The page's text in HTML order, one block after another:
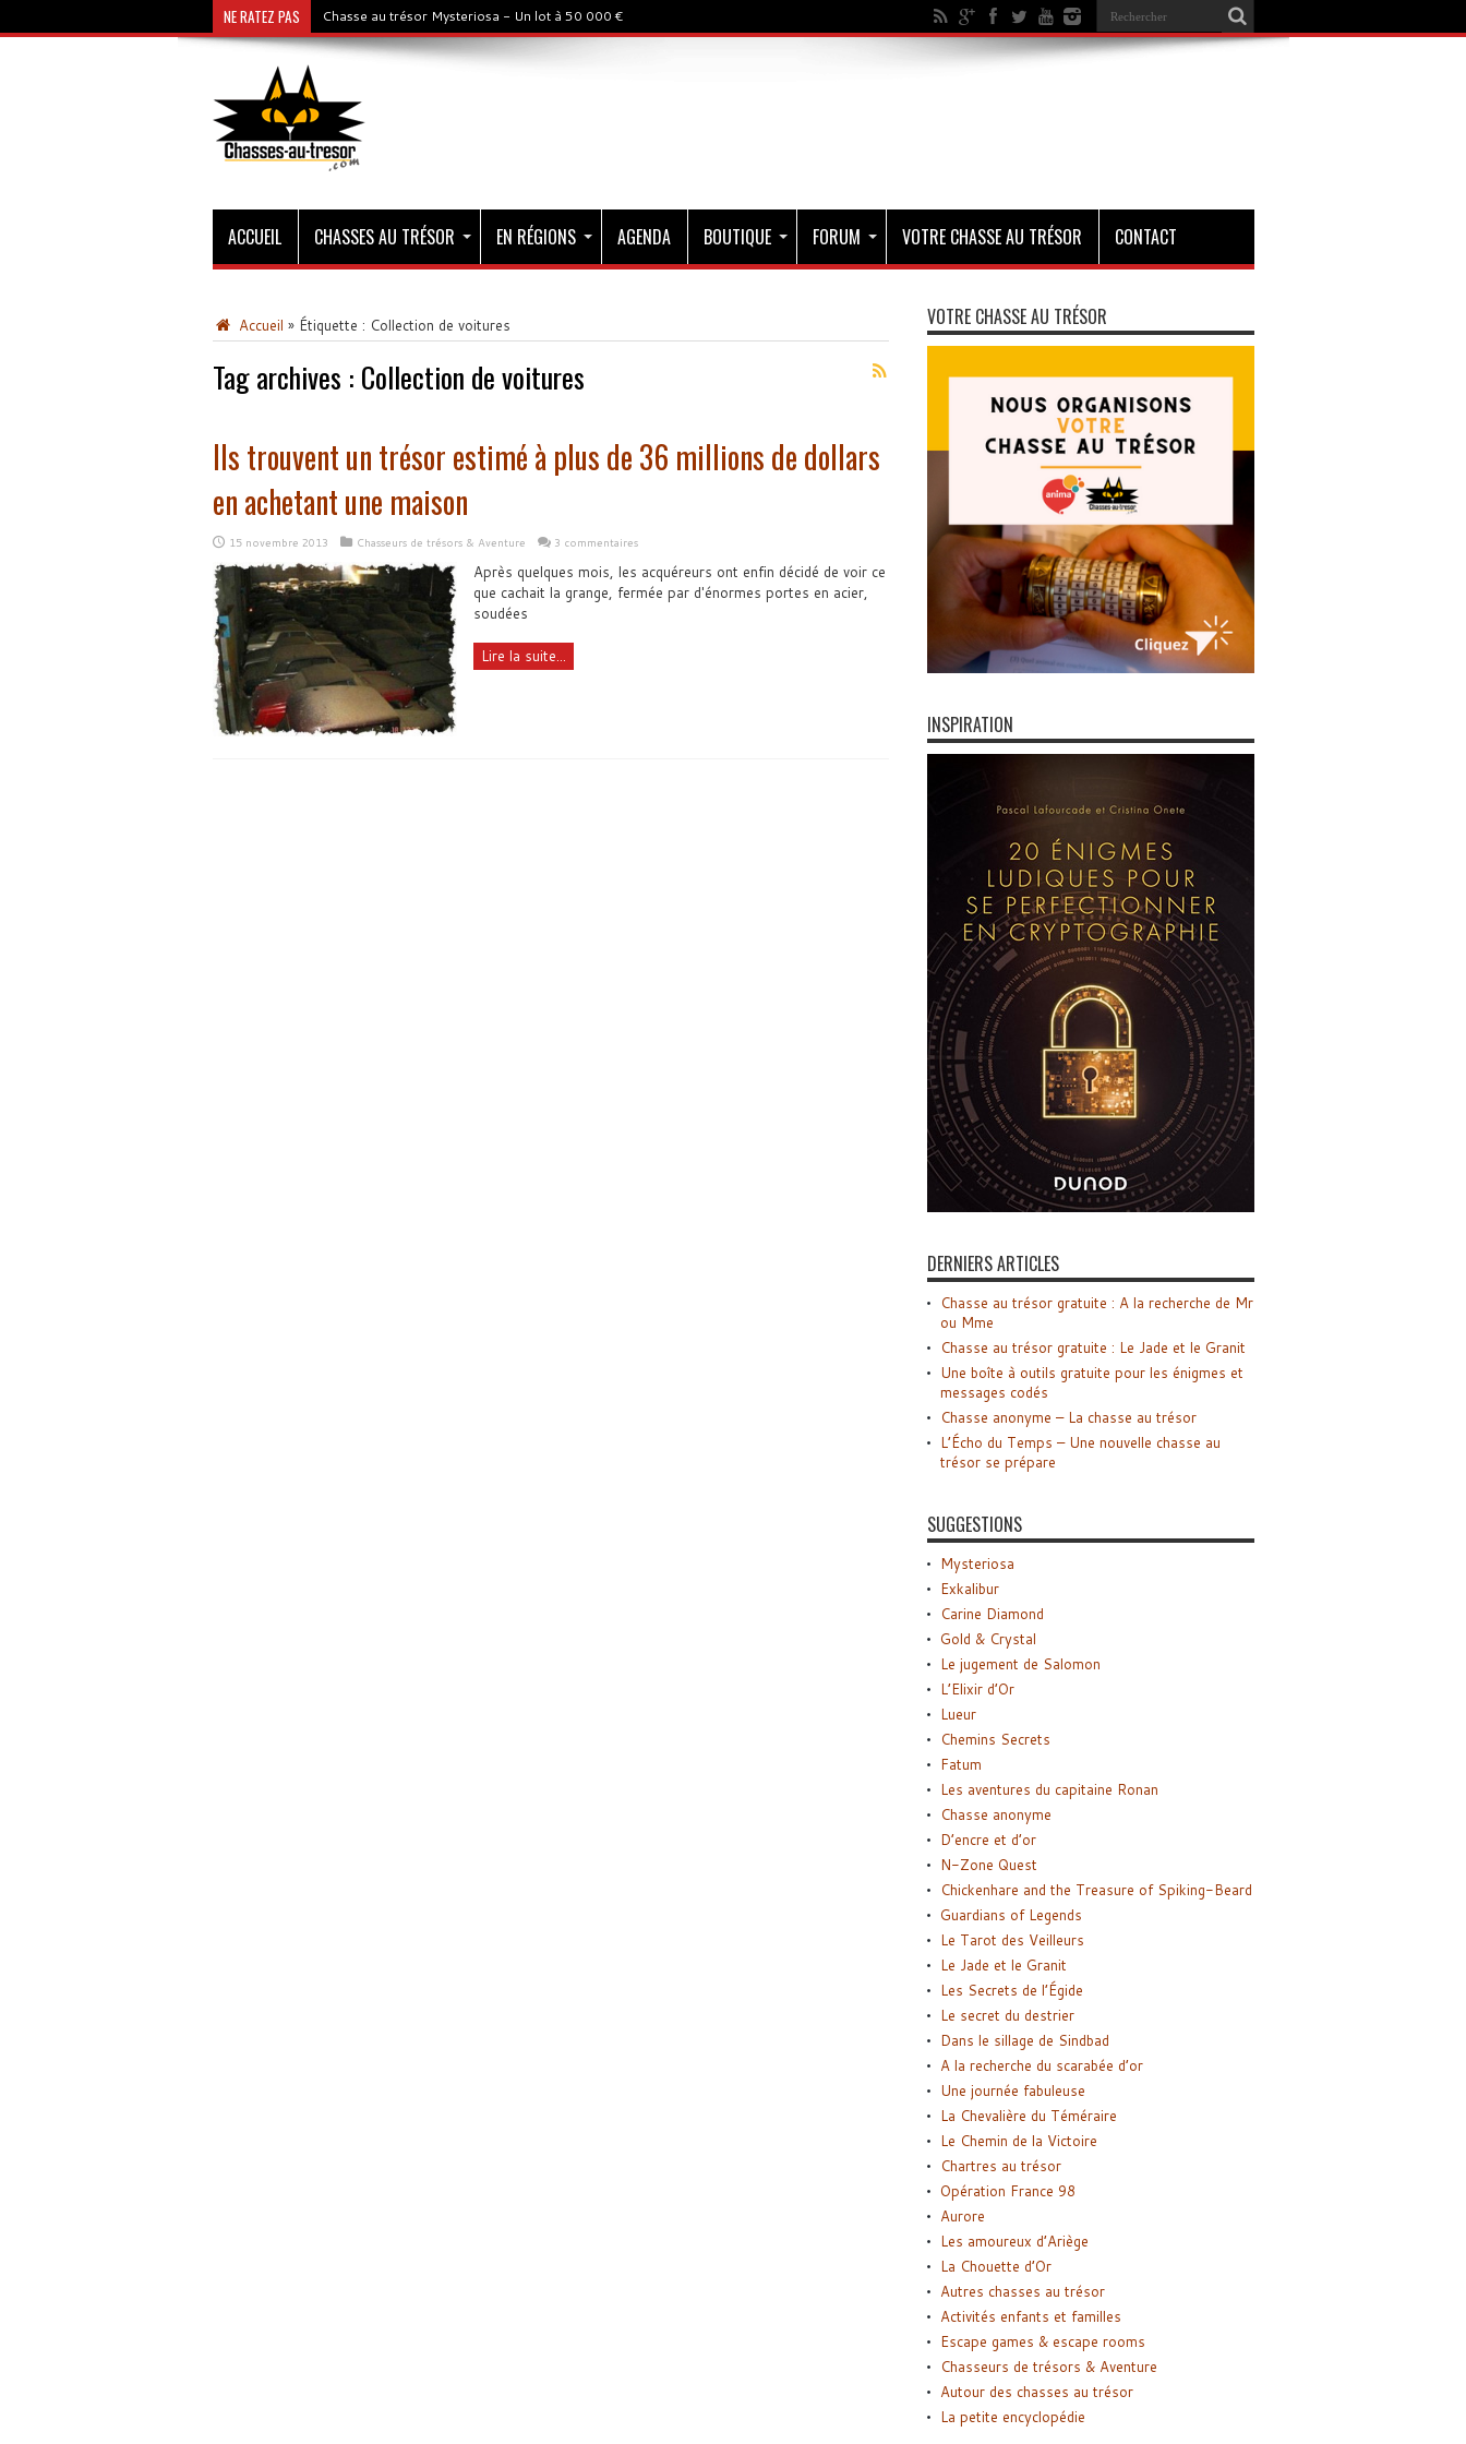
NE RATEZ PAS Chasse au trésor Mysteriosa - Un lot à 50 000 €
ACCUEIL CHASSES AU TRÉSOR EN RÉGIONS AGENDA BOUTIQUE FORUM VOTRE CHASSE AU TRÉSOR CONTACT
Accueil » Étiquette : Collection de voitures
Tag archives : Collection de voitures
Ils trouvent un trésor estimé à plus de 36 millions de dollars
en achetant une maison
15 novembre 2013 Chasseurs de trésors & Aventure 3 commentaires
Après quelques mois, les acquéreurs ont enfin décidé de voir ce
que cachait la grange, fermée par d'énormes portes en acier,
soudées
Lire la suite...
VOTRE CHASSE AU TRÉSOR
INSPIRATION
DERNIERS ARTICLES
Chasse au trésor gratuite : A la recherche de Mr
ou Mme
Chasse au trésor gratuite : Le Jade et le Granit
Une boîte à outils gratuite pour les énigmes et
messages codés
Chasse anonyme – La chasse au trésor
L’Écho du Temps – Une nouvelle chasse au
trésor se prépare
SUGGESTIONS
Mysteriosa
Exkalibur
Carine Diamond
Gold & Crystal
Le jugement de Salomon
L’Elixir d’Or
Lueur
Chemins Secrets
Fatum
Les aventures du capitaine Ronan
Chasse anonyme
D’encre et d’or
N-Zone Quest
Chickenhare and the Treasure of Spiking-Beard
Guardians of Legends
Le Tarot des Veilleurs
Le Jade et le Granit
Les Secrets de l’Égide
Le secret du destrier
Dans le sillage de Sindbad
A la recherche du scarabée d’or
Une journée fabuleuse
La Chevalière du Téméraire
Le Chemin de la Victoire
Chartres au trésor
Opération France 98
Aurore
Les amoureux d’Ariège
La Chouette d’Or
Autres chasses au trésor
Activités enfants et familles
Escape games & escape rooms
Chasseurs de trésors & Aventure
Autour des chasses au trésor
La petite encyclopédie